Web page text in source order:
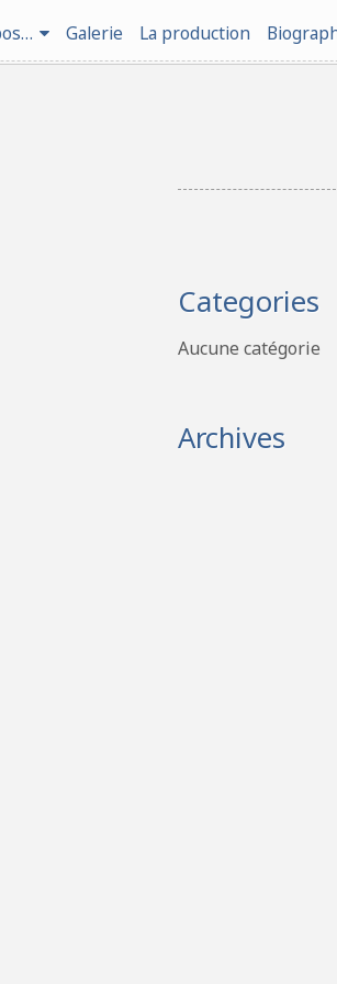
Galerie La production
Categories
Aucune catégorie
Archives